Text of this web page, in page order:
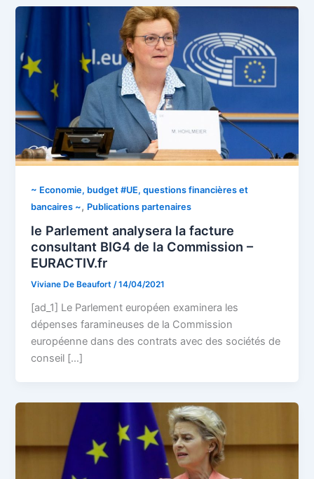
~ Economie, budget #UE, questions financières et
bancaires ~, Publications partenaires
le Parlement analysera la facture
consultant BIG4 de la Commission –
EURACTIV.fr
Viviane De Beaufort/14/04/2021
[ad_1] Le Parlement européen examinera les
dépenses faramineuses de la Commission
européenne dans des contrats avec des sociétés de
conseil […]